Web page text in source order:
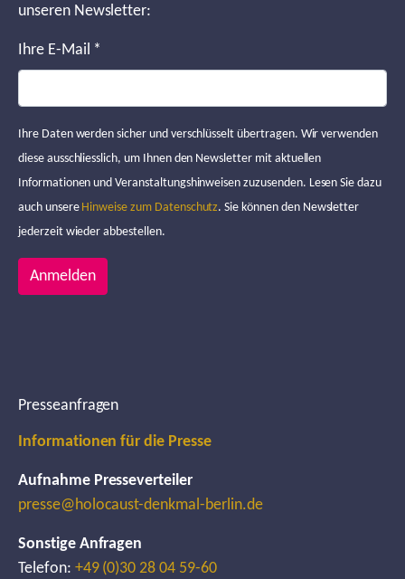
unseren Newsletter:
Ihre E-Mail *
Ihre Daten werden sicher und verschlüsselt übertragen. Wir verwenden
diese ausschliesslich, um Ihnen den Newsletter mit aktuellen
Informationen und Veranstaltungshinweisen zuzusenden. Lesen Sie dazu
auch unsere Hinweise zum Datenschutz. Sie können den Newsletter
jederzeit wieder abbestellen.
Anmelden
Presseanfragen
Informationen für die Presse
Aufnahme Presseverteiler
presse@holocaust-denkmal-berlin.de
Sonstige Anfragen
Telefon: +49 (0)30 28 04 59-60